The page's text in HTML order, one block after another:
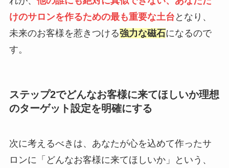
けのサロンを作るための最も重要な土台 となり、
未来のお客様を惹きつける強力な磁石になるので
す。
ステップ2でどんなお客様に来てほしいか理想
のターゲット設定を明確にする
次に考えるべきは、あなたが心を込めて作ったサ
ロンに「どんなお客様に来てほしいか」という、